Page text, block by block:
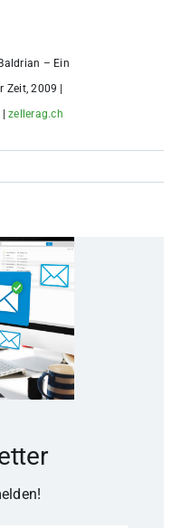
– Ein
Zeit, 2009 |
|zellerag.ch